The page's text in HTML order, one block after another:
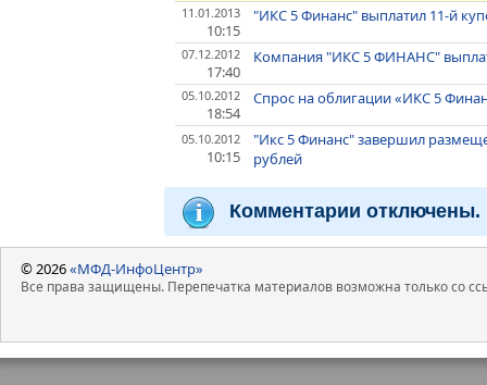
11.01.2013
10:15
"ИКС 5 Финанс" выплатил 11-й
07.12.2012
17:40
Компания "ИКС 5 ФИНАНС"
05.10.2012
18:54
Спрос на облигации «ИКС 5
05.10.2012
10:15
"Икс 5 Финанс" завершил
рублей
Комментарии отключены.
© 2026«МФД-ИнфоЦентр»
Все права защищены. Перепечатка материалов возможна только со